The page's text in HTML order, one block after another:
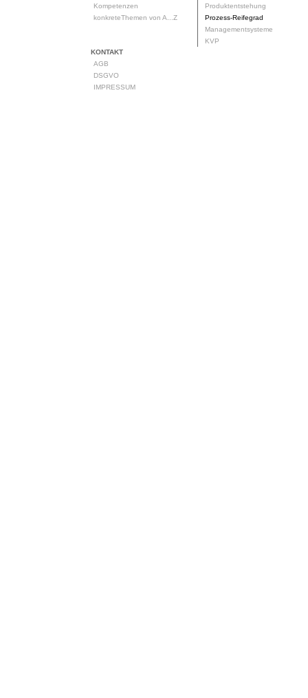
Kompetenzen
konkreteThemen von A...Z
Produktentstehung
Prozess-Reifegrad
Managementsysteme
KVP
KONTAKT
AGB
DSGVO
IMPRESSUM